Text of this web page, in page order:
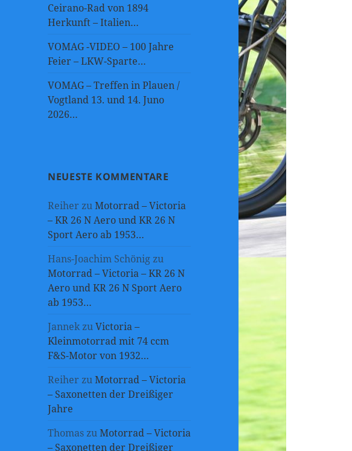
Ceirano-Rad von 1894
Herkunft – Italien…
VOMAG -VIDEO – 100 Jahre
Feier – LKW-Sparte…
VOMAG – Treffen in Plauen /
Vogtland 13. und 14. Juno
2026…
NEUESTE KOMMENTARE
Reiher zuMotorrad – Victoria
– KR 26 N Aero und KR 26 N
Sport Aero ab 1953…
Hans-Joachim Schönigzu
Motorrad – Victoria – KR 26 N
Aero und KR 26 N Sport Aero
ab 1953…
JannekzuVictoria –
Kleinmotorrad mit 74 ccm
F&S-Motor von 1932…
Reiher zuMotorrad – Victoria
– Saxonetten der Dreißiger
Jahre
ThomaszuMotorrad – Victoria
– Saxonetten der Dreißiger